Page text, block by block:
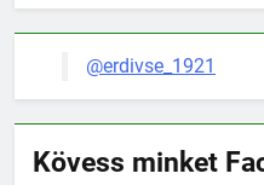
@erdivse_1921
Kövess minket